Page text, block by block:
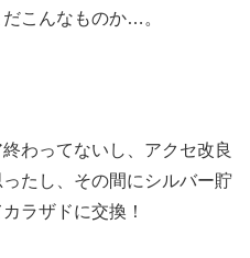
こんなものか…。
わってないし、アクセ改良
たし、その間にシルバー貯
ラザドに交換！